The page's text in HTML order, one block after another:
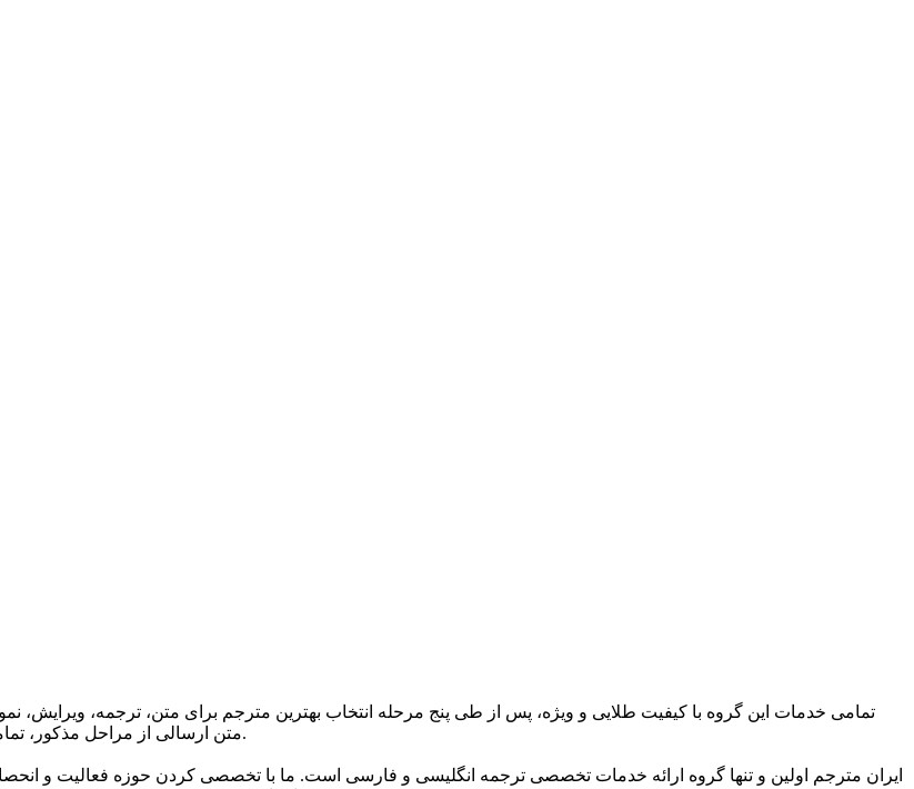
تمامی خدمات این گروه با کیفیت طلایی و ویژه، پس از طی پنج مرحله انتخاب بهترین مترجم برای متن، ترجمه، ویرایش،
متن ارسالی از مراحل مذکور، تمامی خدمات ترجمه گروه تا 24 ساعت پس از اتمام ترجمه دارای گارانتی می باشند.
ایران مترجم اولین و تنها گروه ارائه خدمات تخصصی ترجمه انگلیسی و فارسی است. ما با تخصصی کردن حوزه فعالیت و